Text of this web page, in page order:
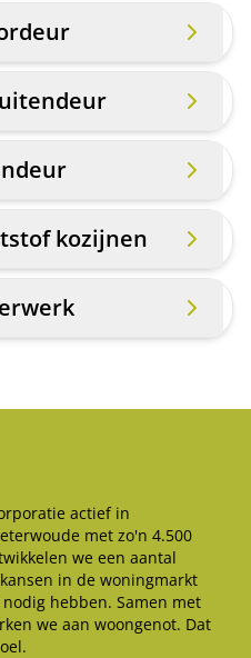
kozijnen
actief in
met zo'n 4.500
we een aantal
in de woningmarkt
hebben. Samen met
we aan woongenot. Dat